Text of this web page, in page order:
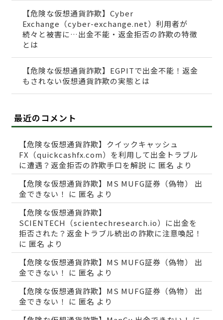
【危険な仮想通貨詐欺】Cyber
Exchange（cyber-exchange.net）利用者が
続々と被害に…出金不能・返金拒否の詐欺の特徴
とは
【危険な仮想通貨詐欺】EGPITで出金不能！返金
もされない仮想通貨詐欺の実態とは
最近のコメント
【危険な仮想通貨詐欺】クイックキャッシュ
FX（quickcashfx.com）を利用して出金トラブル
に遭遇？返金拒否の詐欺手口を解説 に 匿名 より
【危険な仮想通貨詐欺】MS MUFG証券（偽物） 出
金できない！
に 匿名 より
【危険な仮想通貨詐欺】
SCIENTECH（scientechresearch.io）に出金を
拒否された？返金トラブル続出の詐欺に注意喚起！
に 匿名 より
【危険な仮想通貨詐欺】MS MUFG証券（偽物） 出
金できない！
に 匿名 より
【危険な仮想通貨詐欺】MS MUFG証券（偽物） 出
金できない！
に 匿名 より